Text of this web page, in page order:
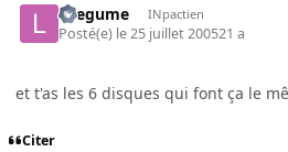
lelegume INpactien
Posté(e) le 25 juillet 200521 a
et t'as les 6 disques qui font ça le
Citer